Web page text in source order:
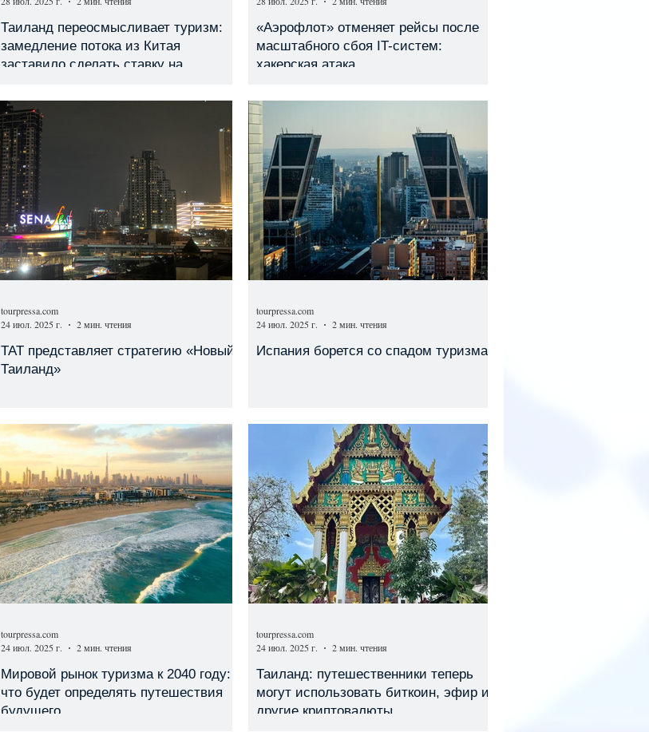
Таиланд переосмысливает туризм:
замедление потока из Китая
заставило сделать ставку на
«Аэрофлот» отменяет рейсы после
масштабного сбоя IT-систем:
хакерская атака
TAT представляет стратегию «Новый
Таиланд»
tourpressa.com
24 июл. 2025 г.
2 мин. чтения
Испания борется со спадом туризма
tourpressa.com
24 июл. 2025 г.
2 мин. чтения
Мировой рынок туризма к 2040 году:
что будет определять путешествия
будущего
tourpressa.com
24 июл. 2025 г.
2 мин. чтения
Таиланд: путешественники теперь
могут использовать биткоин, эфир и
другие криптовалюты
tourpressa.com
24 июл. 2025 г.
2 мин. чтения